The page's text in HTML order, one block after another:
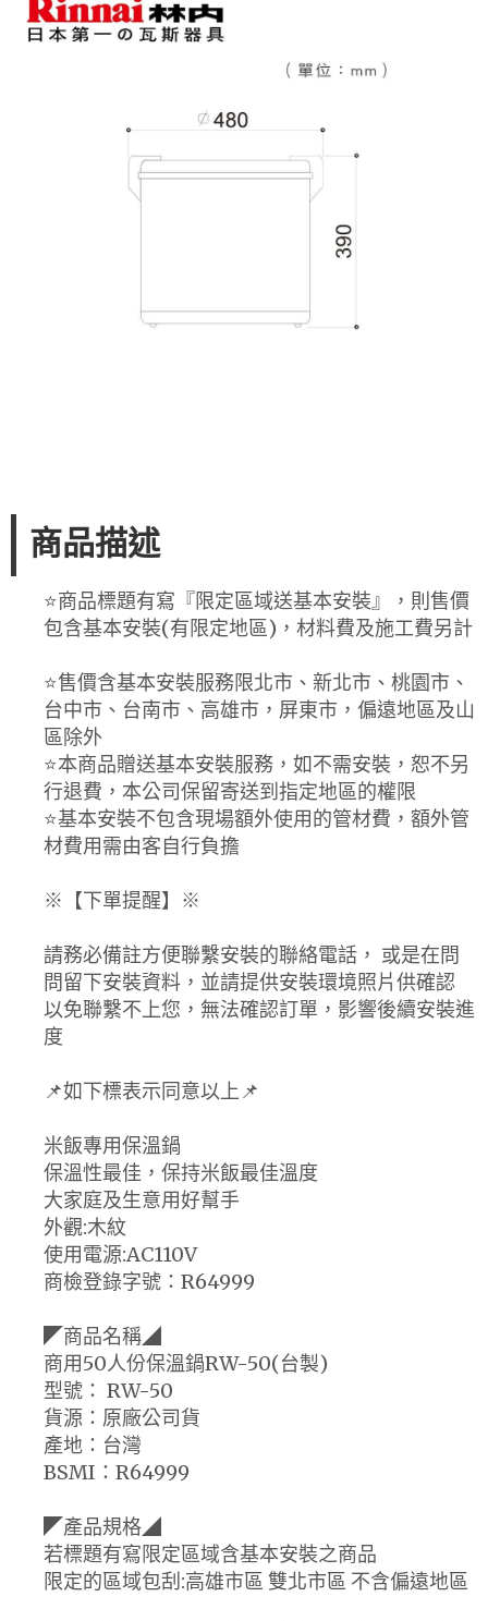
商品描述
⭐️商品標題有寫『限定區域送基本安裝』，則售價
包含基本安裝(有限定地區)，材料費及施工費另計
⭐️售價含基本安裝服務限北市、新北市、桃園市、
台中市、台南市、高雄市，屏東市，偏遠地區及山
區除外
⭐️本商品贈送基本安裝服務，如不需安裝，恕不另
行退費，本公司保留寄送到指定地區的權限
⭐️基本安裝不包含現場額外使用的管材費，額外管
材費用需由客自行負擔
※【下單提醒】※
請務必備註方便聯繫安裝的聯絡電話， 或是在問
問留下安裝資料，並請提供安裝環境照片供確認
以免聯繫不上您，無法確認訂單，影響後續安裝進
度
📌如下標表示同意以上📌
米飯專用保溫鍋
保溫性最佳，保持米飯最佳溫度
大家庭及生意用好幫手
外觀:木紋
使用電源:AC110V
商檢登錄字號：R64999
◤商品名稱◢
商用50人份保溫鍋RW-50(台製)
型號： RW-50
貨源：原廠公司貨
產地：台灣
BSMI：R64999
◤產品規格◢
若標題有寫限定區域含基本安裝之商品
限定的區域包刮:高雄市區 雙北市區 不含偏遠地區